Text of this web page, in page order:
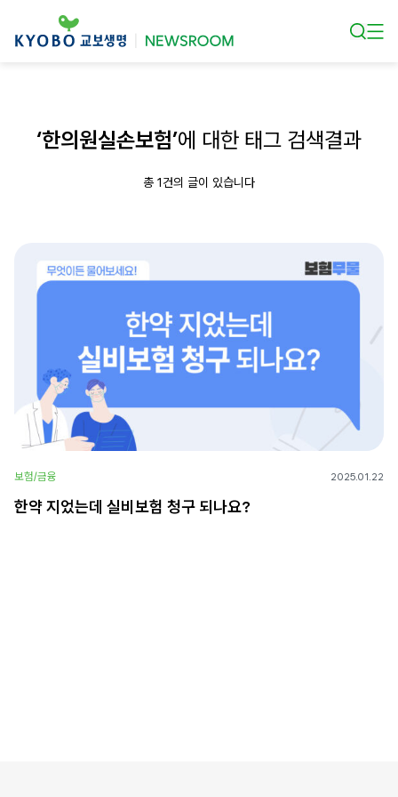
‘한의원실손보험’에 대한 태그 검색결과
총 1건의 글이 있습니다
보험/금융 2025.01.22
한약 지었는데 실비보험 청구 되나요?